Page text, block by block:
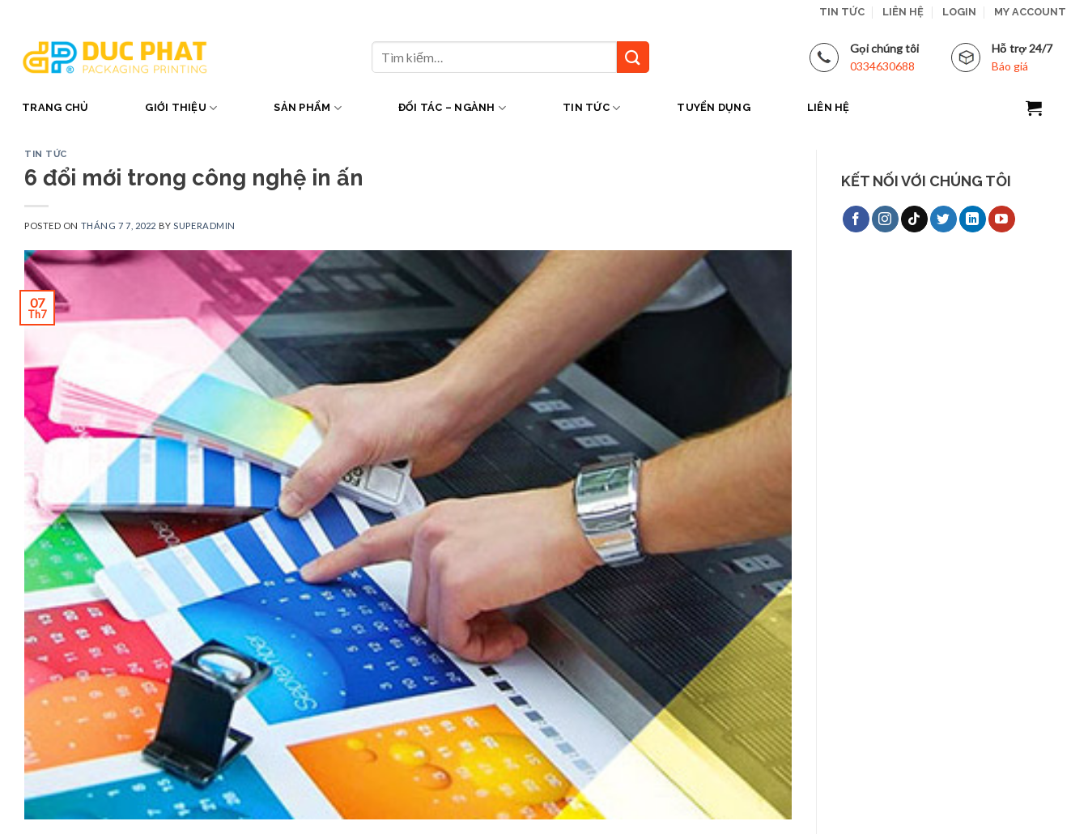
content
TIN TỨC LIÊN HỆ LOGIN MY ACCOUNT
kiếm:
Gọi chúng tôi
0334630688
Hỗ trợ 24/7
Báo giá
TRANG CHỦ GIỚI THIỆU SẢN PHẨM ĐỐI TÁC – NGÀNH TIN TỨC TUYỂN DỤNG LIÊN HỆ
TIN TỨC
6 đổi mới trong công nghệ in ấn
POSTED ON THÁNG 7 7, 2022 BY SUPERADMIN
07
Th7
KẾT NỐI VỚI CHÚNG TÔI